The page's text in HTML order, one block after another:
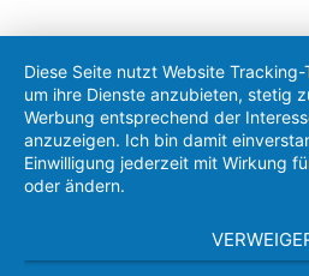
Diese Seite nutzt Website
um ihre Dienste anzubieten, stetig
Werbung entsprechend der
anzuzeigen. Ich bin damit
Einwilligung jederzeit mit Wirkung
oder ändern.